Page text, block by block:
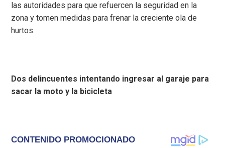
las autoridades para que refuercen la seguridad en la
zona y tomen medidas para frenar la creciente ola de
hurtos.
Dos delincuentes intentando ingresar al garaje para
sacar la moto y la bicicleta